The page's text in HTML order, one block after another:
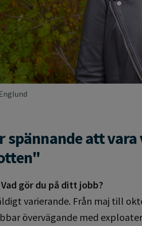
spännande att
gör du på ditt jobb?
varierande. Från maj till
övervägande med